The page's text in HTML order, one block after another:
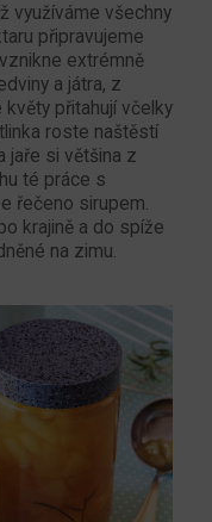
využíváme všechny
připravujeme
extrémně
a játra, z
květy přitahují včelky
roste naštěstí
jaře si většina z
té práce s
řečeno sirupem.
krajině a do spíže
na zimu.